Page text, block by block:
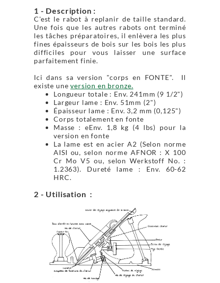
1 - Description :
C'est le rabot à replanir de taille standard.
Une fois que les autres rabots ont terminé
les tâches préparatoires, il enlèvera les plus
fines épaisseurs de bois sur les bois les plus
difficiles pour vous laisser une surface
parfaitement finie.
Ici dans sa version "corps en FONTE". Il
existe uneversion en bronze.
Longueur totale : Env. 241mm (9 1/2")
Largeur lame : Env. 51mm (2")
Épaisseur lame : Env. 3,2 mm (0,125")
Corps totalement en fonte
Masse : eEnv. 1,8 kg (4 lbs) pour la
version en fonte
La lame est en acier A2 (Selon norme
AISI ou, selon norme AFNOR : X 100
Cr Mo V5 ou, selon Werkstoff No. :
1.2363). Dureté lame : Env. 60-62
HRC.
2 - Utilisation :